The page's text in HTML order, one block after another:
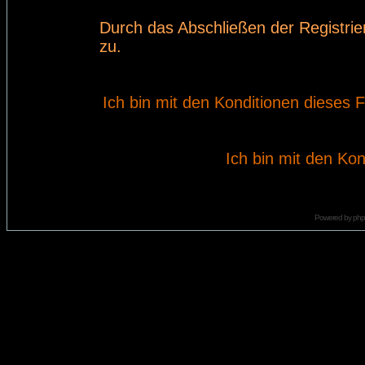
Durch das Abschließen der
zu.
Ich bin mit den Konditionen dieses
Ich bin mit den
Powered by